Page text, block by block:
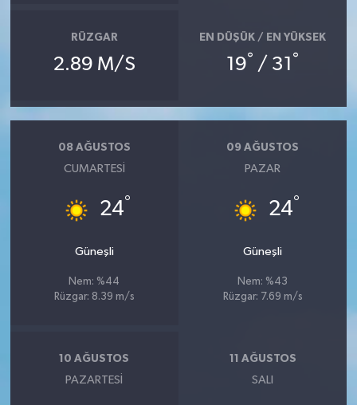
RÜZGAR
2.89 M/S
EN DÜŞÜK / EN YÜKSEK
19° / 31 °
08 AĞUSTOS
CUMARTESI
24°
Güneşli
Nem: %44
Rüzgar: 8.39 m/s
09 AĞUSTOS
PAZAR
24°
Güneşli
Nem: %43
Rüzgar: 7.69 m/s
10 AĞUSTOS
PAZARTESI
11 AĞUSTOS
SALI